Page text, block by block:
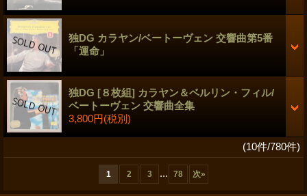
独DG カラヤン/ベートーヴェン 交響曲第5番
「運命」
独DG [８枚組] カラヤン＆ベルリン・フィル/
ベートーヴェン 交響曲全集
3,800円(税別)
(10件/780件)
1 2 3 ... 78 次»